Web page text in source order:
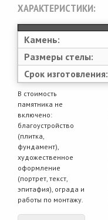
ХАРАКТЕРИСТИКИ:
Камень:
Размеры стелы:
Срок изготовления:
В стоимость
памятника не
включено:
благоустройство
(плитка,
фундамент),
художественное
оформление
(портрет, текст,
эпитафия), ограда и
работы по монтажу.